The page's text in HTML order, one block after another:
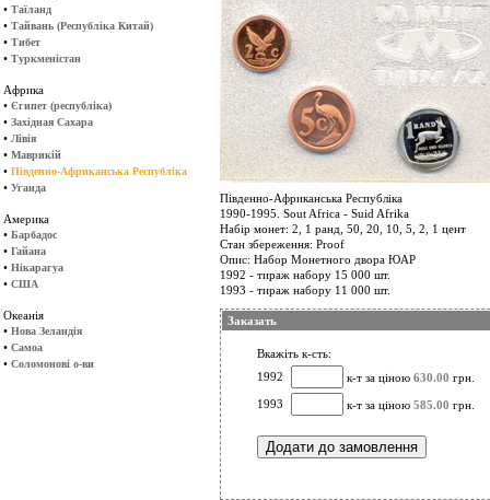
• Таїланд
• Тайвань (Республіка Китай)
• Тибет
• Туркменістан
Африка
• Єгипет (республіка)
• Західная Сахара
• Лівія
• Маврикій
• Південно-Африканська Республіка
• Уганда
Америка
• Барбадос
• Гайана
• Нікарагуа
• США
Океанія
• Нова Зеландія
• Самоа
• Соломонові о-ви
Південно-Африканська Республіка
1990-1995. Sout Africa - Suid Afrika
Набір монет: 2, 1 ранд, 50, 20, 10, 5, 2, 1 цент
Стан збереження: Proof
Опис: Набор Монетного двора ЮАР
1992 - тираж набору 15 000 шт.
1993 - тираж набору 11 000 шт.
Заказать
Вкажіть к-сть:
1992
к-т за ціною 630.00 грн.
1993
к-т за ціною 585.00 грн.